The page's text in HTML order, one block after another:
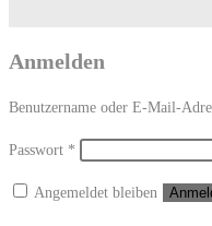
Anmelden
Benutzername oder E-Mail-
Passwort *
Angemeldet bleiben